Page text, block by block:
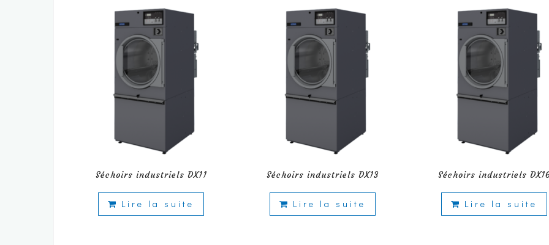
Séchoirs industriels DX11
Lire la suite
Séchoirs industriels DX13
Lire la suite
Séchoirs industriels
Lire la suite